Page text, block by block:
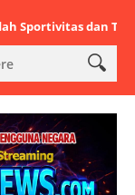
Talenta Muda